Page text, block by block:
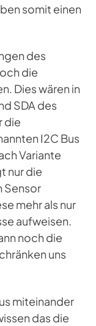
somit einen
des
die
Dies wären in
SDA des
die
I2C Bus
Variante
nur die
Sensor
mehr als nur
aufweisen.
noch die
uns
miteinander
das die